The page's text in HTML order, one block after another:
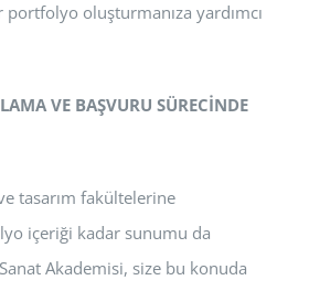
oluşturmanıza yardımcı
VE BAŞVURU SÜRECİNDE
tasarım fakültelerine
içeriği kadar sunumu da
Akademisi, size bu konuda